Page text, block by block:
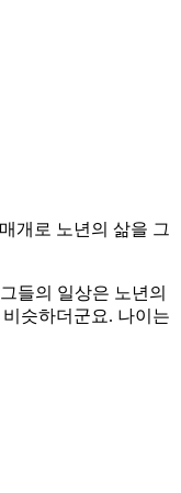
개로 노년의 삶을 그
들의 일상은 노년의
슷하더군요. 나이는